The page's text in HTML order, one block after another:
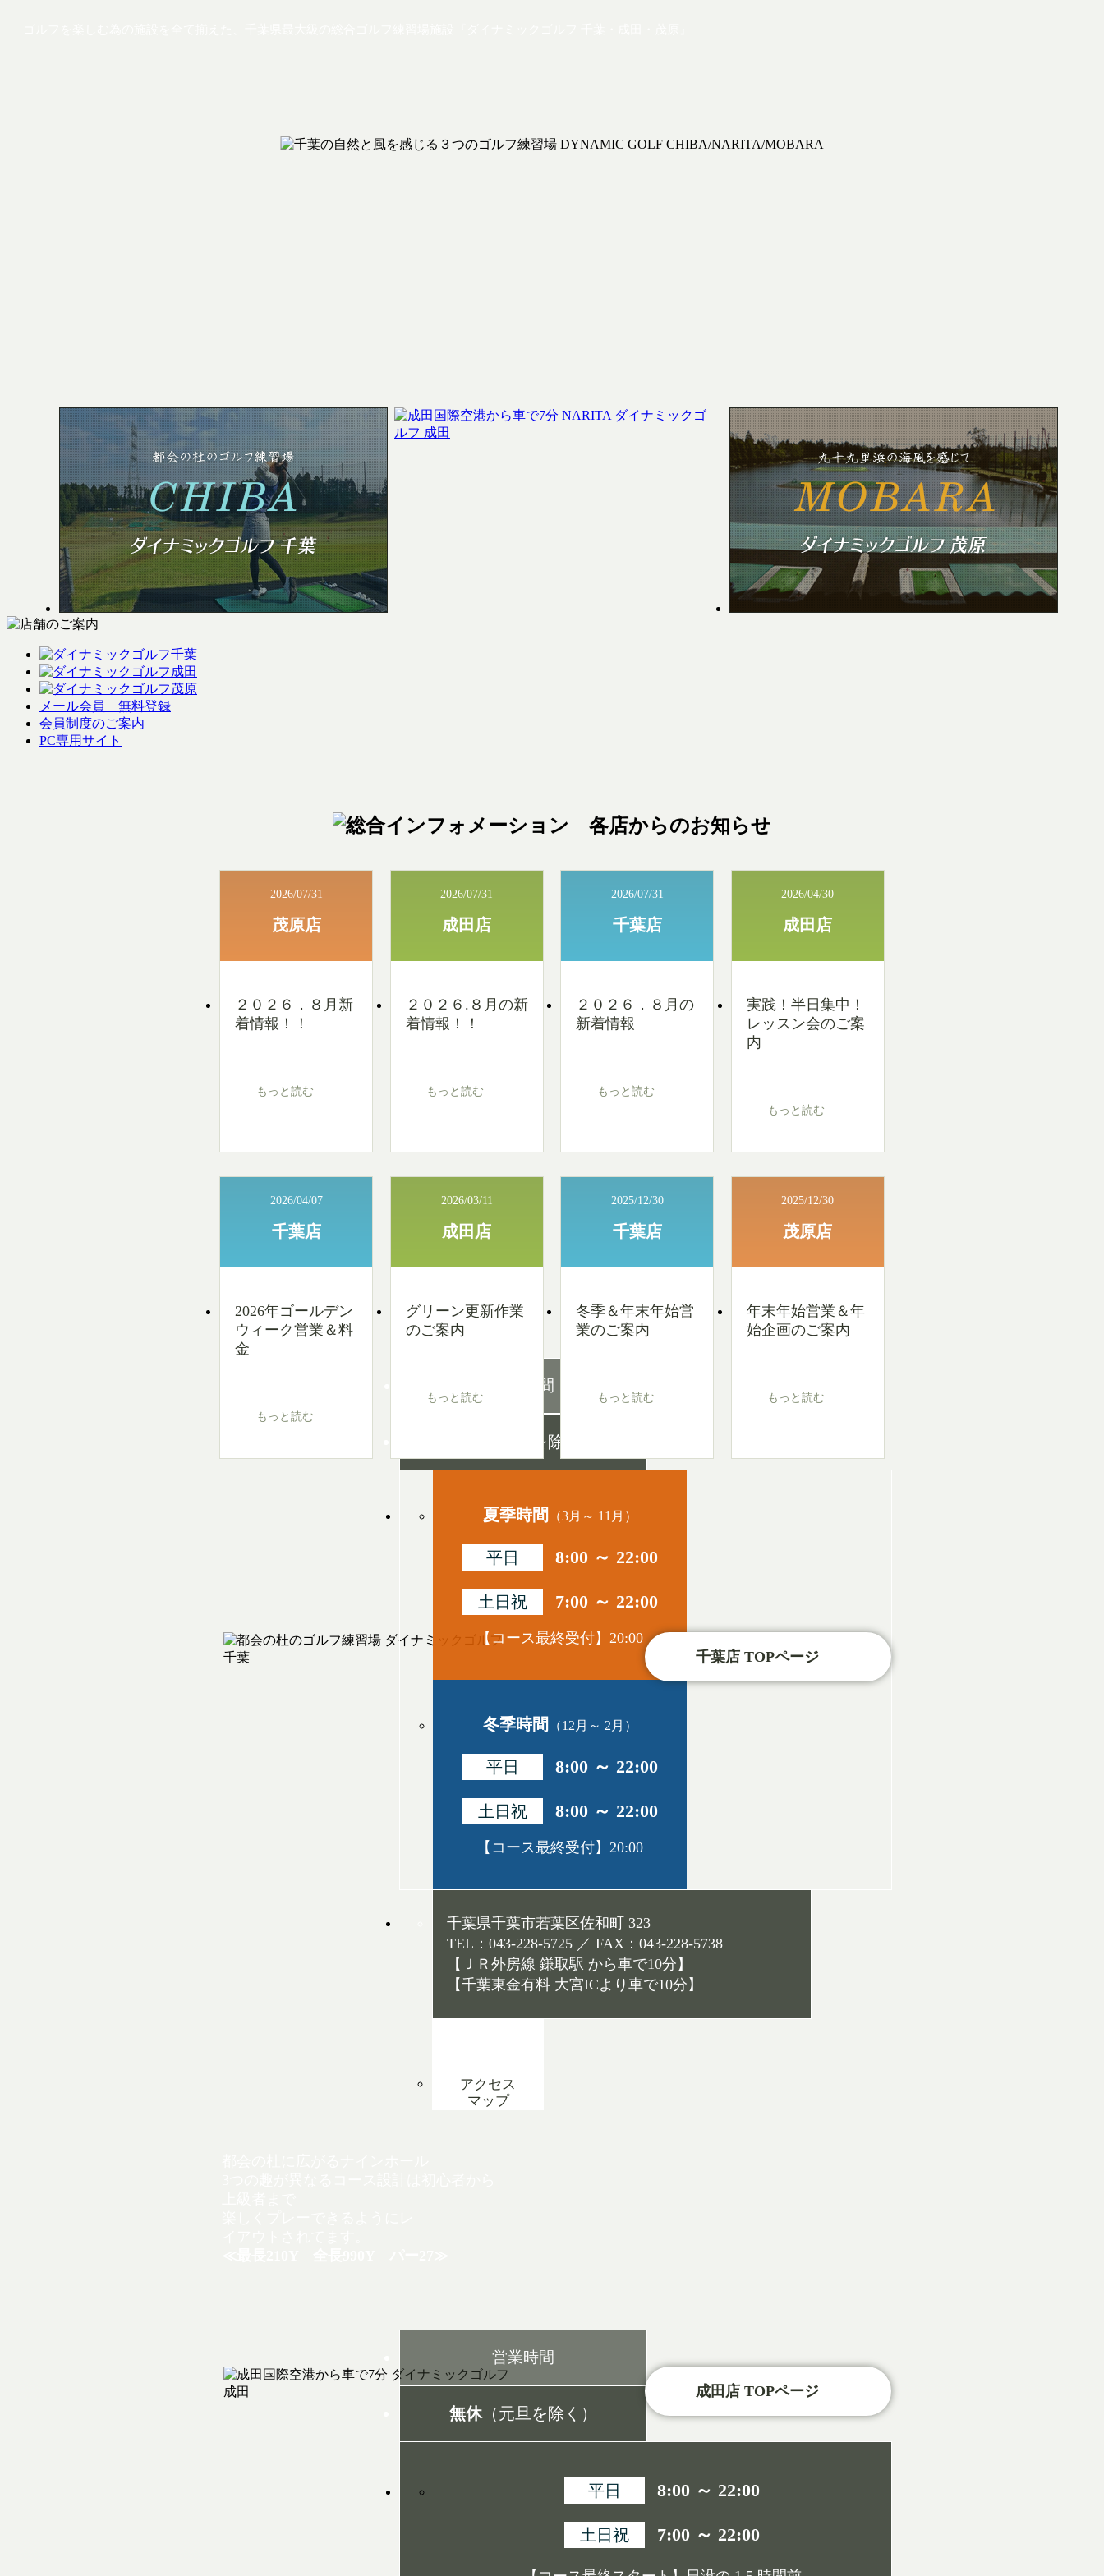
メール会員 無料登録
会員制度のご案内
PC専用サイト
茂原店
2026/07/31
２０２６．８月新
着情報！！
もっと読む
成田店
2026/07/31
２０２６.８月の新
着情報！！
もっと読む
千葉店
2026/07/31
２０２６．８月の
新着情報
もっと読む
成田店
2026/04/30
実践！半日集中！
レッスン会のご案
内
もっと読む
千葉店
2026/04/07
2026年ゴールデン
ウィーク営業＆料
金
もっと読む
成田店
2026/03/11
グリーン更新作業
のご案内
もっと読む
千葉店
2025/12/30
冬季＆年末年始営
業のご案内
もっと読む
茂原店
2025/12/30
年末年始営業＆年
始企画のご案内
もっと読む
営業時間
（元旦を除く）
夏季時間 （3月～ 11月）
平日 8:00 ～ 22:00
土日祝 7:00 ～ 22:00
【コース最終受付】20:00
冬季時間 （12月～ 2月）
平日 8:00 ～ 22:00
土日祝 8:00 ～ 22:00
【コース最終受付】20:00
千葉県千葉市若葉区佐和町 323
TEL：043-228-5725 ／ FAX：043-228-5738
【ＪＲ外房線 鎌取駅 から車で10分】
【千葉東金有料 大宮ICより車で10分】
アクセス
マップ
千葉店 TOPページ
営業時間
無休（元旦を除く）
平日 8:00 ～ 22:00
土日祝 7:00 ～ 22:00
成田店 TOPページ